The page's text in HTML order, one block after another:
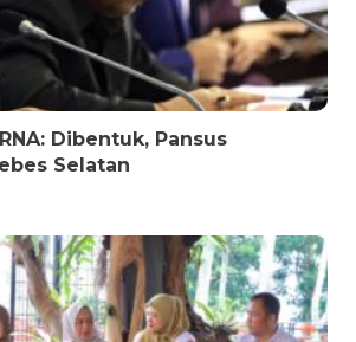
Dibentuk, Pansus
Selatan